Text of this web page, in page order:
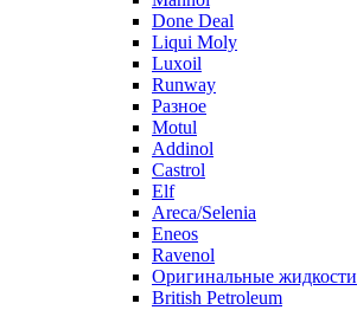
Done Deal
Liqui Moly
Luxoil
Runway
Разное
Motul
Addinol
Castrol
Elf
Areca/Selenia
Eneos
Ravenol
Оригинальные жидкости
British Petroleum